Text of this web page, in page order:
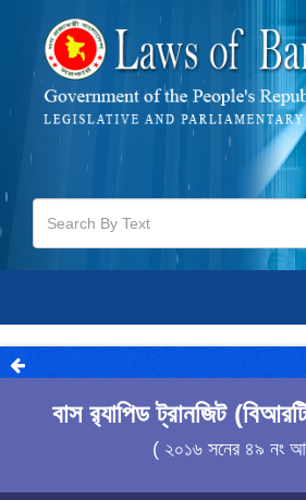
বাস র‍্যাপিড ট্রানজিট
( ২০১৬ সনের ৪৯ নং